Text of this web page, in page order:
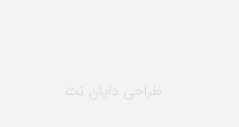
طراحی دایان نت